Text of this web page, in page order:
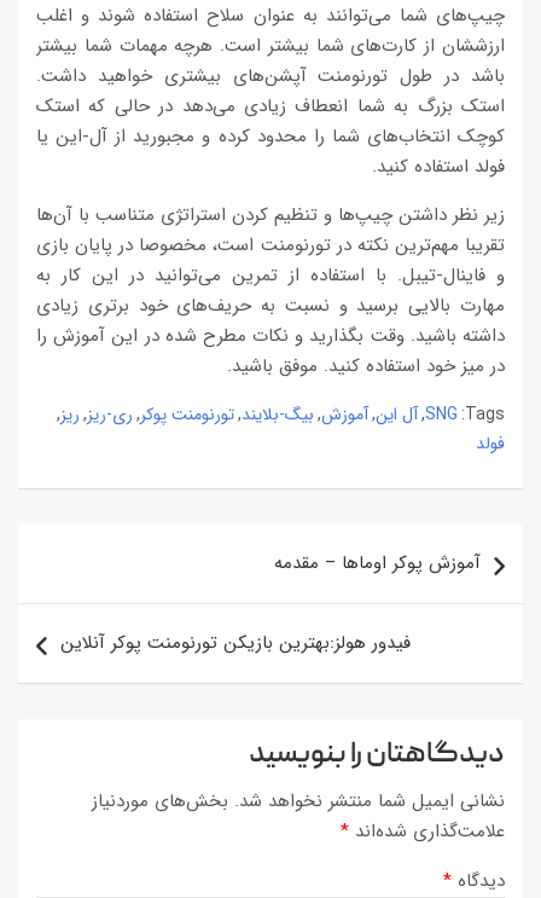
چیپ‌های شما می‌توانند به عنوان سلاح استفاده شوند و اغلب
ارزششان از کارت‌های شما بیشتر است. هرچه مهمات شما بیشتر
باشد در طول تورنومنت آپشن‌های بیشتری خواهید داشت.
استک بزرگ به شما انعطاف زیادی می‌دهد در حالی که استک
کوچک انتخاب‌های شما را محدود کرده و مجبورید از آل-این یا
فولد استفاده کنید.
زیر نظر داشتن چیپ‌ها و تنظیم کردن استراتژی متناسب با آن‌ها
تقریبا مهم‌ترین نکته در تورنومنت است، مخصوصا در پایان بازی
و فاینال-تیبل. با استفاده از تمرین می‌‌توانید در این کار به
مهارت بالایی برسید و نسبت به حریف‌های خود برتری زیادی
داشته باشید. وقت بگذارید و نکات مطرح شده در این آموزش را
در میز خود استفاده کنید. موفق باشید.
Tags:
SNG
,آل این,آموزش, بیگ-بلایند,تورنومنت پوکر, ری-ریز, ریز,
فولد
راهبری
نوشته
آموزش پوکر اوماها – مقدمه
فیدور هولز:‌بهترین بازیکن تورنومنت پوکر آنلاین
دیدگاهتان را بنویسید
نشانی ایمیل شما منتشر نخواهد شد. بخش‌های موردنیاز
علامت‌گذاری شده‌اند *
دیدگاه *